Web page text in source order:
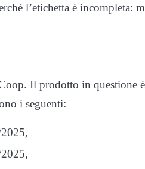
l’etichetta è incompleta:
Il prodotto in questione
i seguenti: